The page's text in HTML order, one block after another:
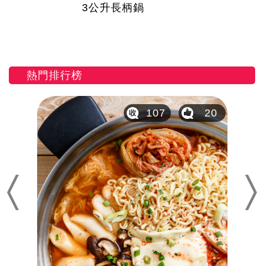
3公升長柄鍋
熱門排行榜
Previous
107 20
Next